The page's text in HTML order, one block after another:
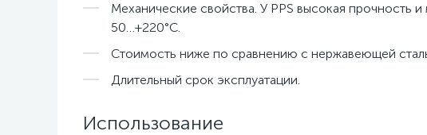
Механические свойства. У PPS высокая прочность
50…+220°C.
Стоимость ниже по сравнению с нержавеющей
Длительный срок эксплуатации.
Использование